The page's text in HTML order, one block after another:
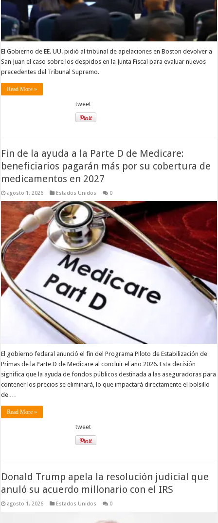
El Gobierno de EE. UU. pidió al tribunal de apelaciones en Boston devolver a
San Juan el caso sobre los despidos en la Junta Fiscal para evaluar nuevos
precedentes del Tribunal Supremo.
Read More »
tweet
Fin de la ayuda a la Parte D de Medicare:
beneficiarios pagarán más por su cobertura de
medicamentos en 2027
agosto 1, 2026 Estados Unidos 0
El gobierno federal anunció el fin del Programa Piloto de Estabilización de
Primas de la Parte D de Medicare al concluir el año 2026. Esta decisión
significa que la ayuda de fondos públicos destinada a las aseguradoras para
contener los precios se eliminará, lo que impactará directamente el bolsillo
de …
Read More »
tweet
Donald Trump apela la resolución judicial que
anuló su acuerdo millonario con el IRS
agosto 1, 2026 Estados Unidos 0